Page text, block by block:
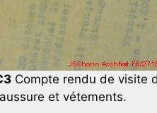
Compte rendu de visite
et vétements.